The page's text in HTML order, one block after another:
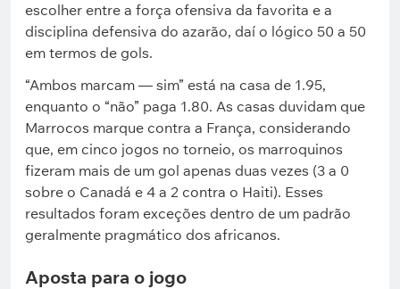
escolher entre a força ofensiva da favorita e a
disciplina defensiva do azarão, daí o lógico 50 a 50
em termos de gols.
“Ambos marcam — sim” está na casa de 1.95,
enquanto o “não” paga 1.80. As casas duvidam que
Marrocos marque contra a França, considerando
que, em cinco jogos no torneio, os marroquinos
fizeram mais de um gol apenas duas vezes (3 a 0
sobre o Canadá e 4 a 2 contra o Haiti). Esses
resultados foram exceções dentro de um padrão
geralmente pragmático dos africanos.
Aposta para o jogo